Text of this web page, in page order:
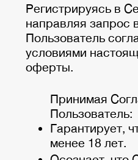
Регистрируясь в
направляя запрос
Пользователь
условиями
оферты.
Принимая
Пользователь:
Гарантирует,
менее 18 лет.